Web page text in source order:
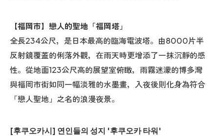
【福岡市】戀人的聖地「福岡塔」
全長234公尺，是日本最高的臨海電波塔。由8000片半
反射鏡覆蓋的俐落外觀，在雨天時更增添了一抹沉靜的感
性。從地面123公尺高的展望室俯瞰，雨霧迷濛的博多灣
與福岡市街如同一幅淡雅的水墨畫，入夜後則化身為符合
「戀人聖地」之名的浪漫夜景。
[후쿠오카시] 연인들의 성지 '후쿠오카 타워'